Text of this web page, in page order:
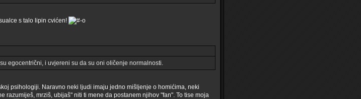
s talo lipin cvićen!
egocentrični, i uvjereni su da su oni oličenje normalnosti.
psihologiji. Naravno neki ljudi imaju jedno mišljenje o homićima, neki
razumiješ, mrziš, ubijaš" niti ti mene da postanem njihov "fan". To tise moja